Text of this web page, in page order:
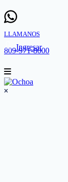
LLAMANOS
809-971-8000
Ingresar